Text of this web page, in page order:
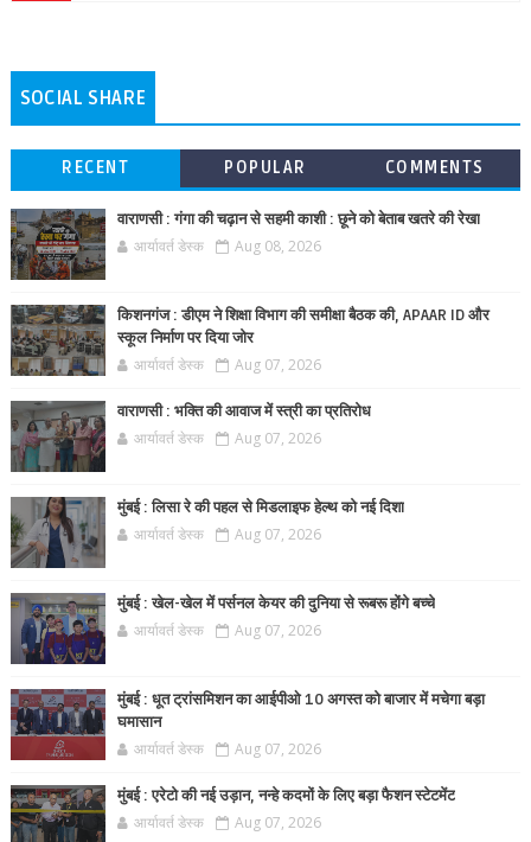
SOCIAL SHARE
RECENT POPULAR COMMENTS
वाराणसी : गंगा की चढ़ान से सहमी काशी : छूने को बेताब खतरे की रेखा
आर्यावर्त डेस्क Aug 08, 2026
किशनगंज : डीएम ने शिक्षा विभाग की समीक्षा बैठक की, APAAR ID और
स्कूल निर्माण पर दिया जोर
आर्यावर्त डेस्क Aug 07, 2026
वाराणसी : भक्ति की आवाज में स्त्री का प्रतिरोध
आर्यावर्त डेस्क Aug 07, 2026
मुंबई : लिसा रे की पहल से मिडलाइफ हेल्थ को नई दिशा
आर्यावर्त डेस्क Aug 07, 2026
मुंबई : खेल-खेल में पर्सनल केयर की दुनिया से रूबरू होंगे बच्चे
आर्यावर्त डेस्क Aug 07, 2026
मुंबई : धूत ट्रांसमिशन का आईपीओ 10 अगस्त को बाजार में मचेगा बड़ा
घमासान
आर्यावर्त डेस्क Aug 07, 2026
मुंबई : एरेटो की नई उड़ान, नन्हे कदमों के लिए बड़ा फैशन स्टेटमेंट
आर्यावर्त डेस्क Aug 07, 2026